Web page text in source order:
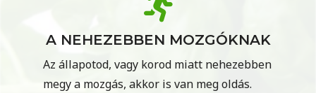
A NEHEZEBBEN MOZGÓKNAK
Az állapotod, vagy korod miatt nehezebben
megy a mozgás, akkor is van meg oldás.